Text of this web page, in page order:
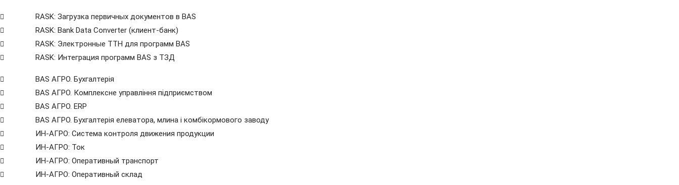
RASK: Загрузка первичных документов в BAS
RASK: Bank Data Сonverter (клиент-банк)
RASK: Электронные ТТН для программ BAS
RASK: Интеграция программ BAS з ТЗД
BAS АГРО. Бухгалтерія
BAS АГРО. Комплексне управління підприємством
BAS АГРО. ERP
BAS АГРО. Бухгалтерія елеватора, млина і комбікормового заводу
ИН-АГРО: Система контроля движения продукции
ИН-АГРО: Ток
ИН-АГРО: Оперативный транспорт
ИН-АГРО: Оперативный склад